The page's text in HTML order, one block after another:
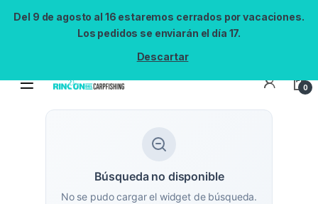
Del 9 de agosto al 16 estaremos cerrados por vacaciones.
Los pedidos se enviarán el día 17.
Descartar
0
Búsqueda no disponible
No se pudo cargar el widget de búsqueda.